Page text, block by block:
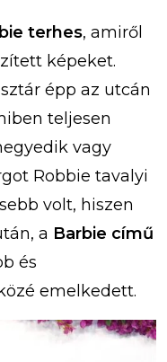
terhes, amiről
képeket.
épp az utcán
teljesen
vagy
Robbie tavalyi
volt, hiszen
a Barbie című
és
emelkedett.